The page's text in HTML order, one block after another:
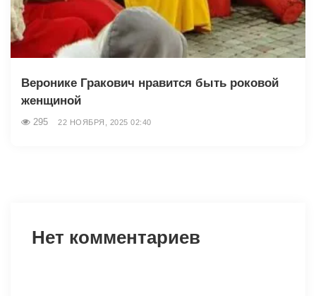
Веронике Гракович нравится быть роковой
женщиной
295 22 НОЯБРЯ, 2025 02:40
Нет комментариев